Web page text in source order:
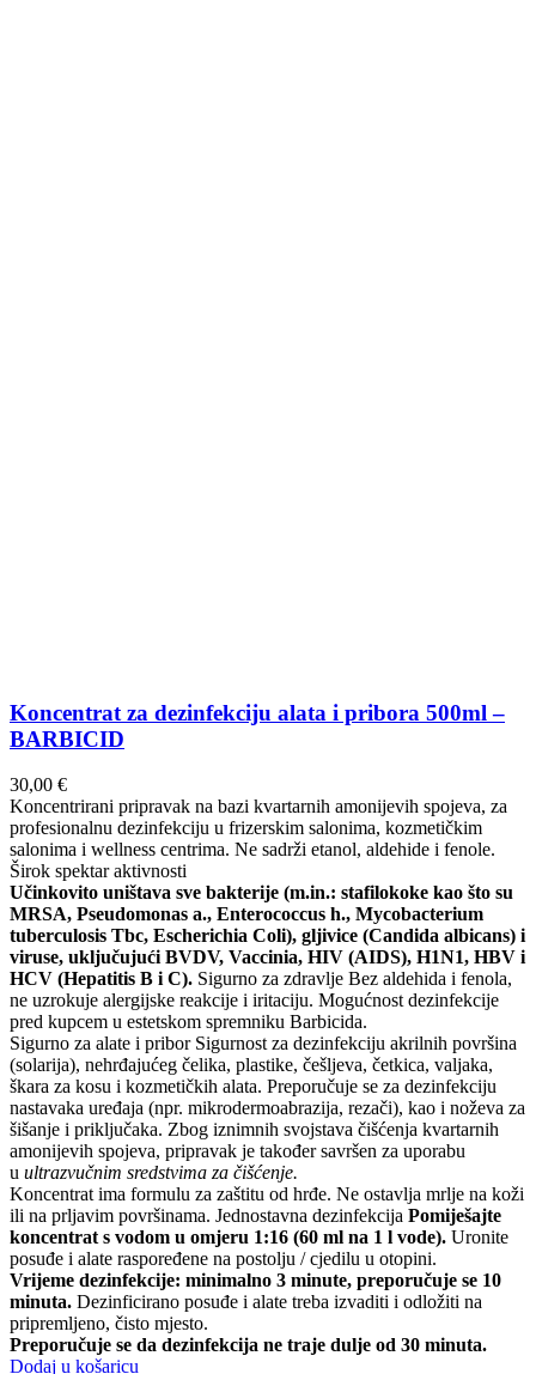
Koncentrat za dezinfekciju alata i pribora 500ml –
BARBICID
30,00 €
Koncentrirani pripravak na bazi kvartarnih amonijevih spojeva, za
profesionalnu dezinfekciju u frizerskim salonima, kozmetičkim
salonima i wellness centrima. Ne sadrži etanol, aldehide i fenole.
Širok spektar aktivnosti
Učinkovito uništava sve bakterije (m.in.: stafilokoke kao što su
MRSA, Pseudomonas a., Enterococcus h., Mycobacterium
tuberculosis Tbc, Escherichia Coli), gljivice (Candida albicans) i
viruse, uključujući BVDV, Vaccinia, HIV (AIDS), H1N1, HBV i
HCV (Hepatitis B i C). Sigurno za zdravlje Bez aldehida i fenola,
ne uzrokuje alergijske reakcije i iritaciju. Mogućnost dezinfekcije
pred kupcem u estetskom spremniku Barbicida.
Sigurno za alate i pribor Sigurnost za dezinfekciju akrilnih površina
(solarija), nehrđajućeg čelika, plastike, češljeva, četkica, valjaka,
škara za kosu i kozmetičkih alata. Preporučuje se za dezinfekciju
nastavaka uređaja (npr. mikrodermoabrazija, rezači), kao i noževa za
šišanje i priključaka. Zbog iznimnih svojstava čišćenja kvartarnih
amonijevih spojeva, pripravak je također savršen za uporabu
u ultrazvučnim sredstvima za čišćenje.
Koncentrat ima formulu za zaštitu od hrđe. Ne ostavlja mrlje na koži
ili na prljavim površinama. Jednostavna dezinfekcija Pomiješajte
koncentrat s vodom u omjeru 1:16 (60 ml na 1 l vode). Uronite
posuđe i alate raspoređene na postolju / cjedilu u otopini.
Vrijeme dezinfekcije: minimalno 3 minute, preporučuje se 10
minuta. Dezinficirano posuđe i alate treba izvaditi i odložiti na
pripremljeno, čisto mjesto.
Preporučuje se da dezinfekcija ne traje dulje od 30 minuta.
Dodaj u košaricu